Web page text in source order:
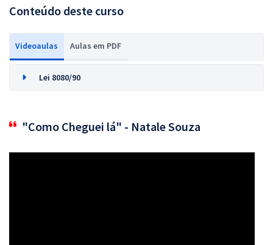
Conteúdo deste curso
Videoaulas Aulas em PDF
Lei 8080/90
"Como Cheguei lá" - Natale Souza